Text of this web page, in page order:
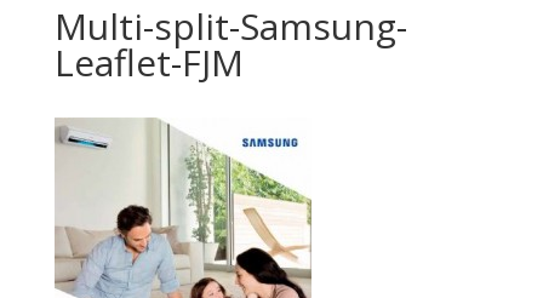
Multi-split-Samsung-
Leaflet-FJM